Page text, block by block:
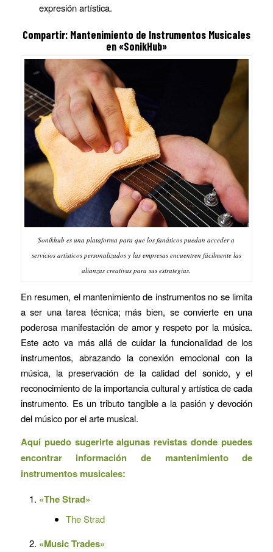
expresión artística.
Compartir:Mantenimiento de Instrumentos Musicales
en «SonikHub»
Sonikhub es una plataforma para que los fanáticos puedan acceder a
servicios artísticos personalizados y las empresas encuentren fácilmente las
alianzas creativas para sus estrategias.
En resumen, el mantenimiento de instrumentos no se limita
a ser una tarea técnica; más bien, se convierte en una
poderosa manifestación de amor y respeto por la música.
Este acto va más allá de cuidar la funcionalidad de los
instrumentos, abrazando la conexión emocional con la
música, la preservación de la calidad del sonido, y el
reconocimiento de la importancia cultural y artística de cada
instrumento. Es un tributo tangible a la pasión y devoción
del músico por el arte musical.
Aquí puedo sugerirte algunas revistas donde puedes
encontrar información de mantenimiento de
instrumentos musicales:
«The Strad»
The Strad
«Music Trades»